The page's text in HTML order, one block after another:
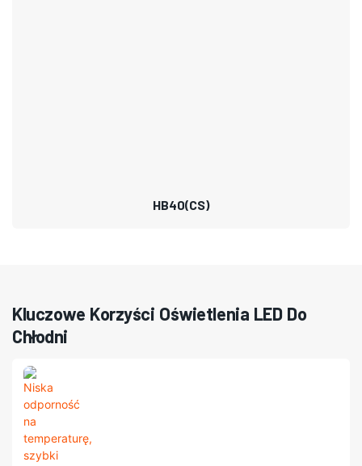
HB40(CS)
Kluczowe Korzyści Oświetlenia LED Do
Chłodni